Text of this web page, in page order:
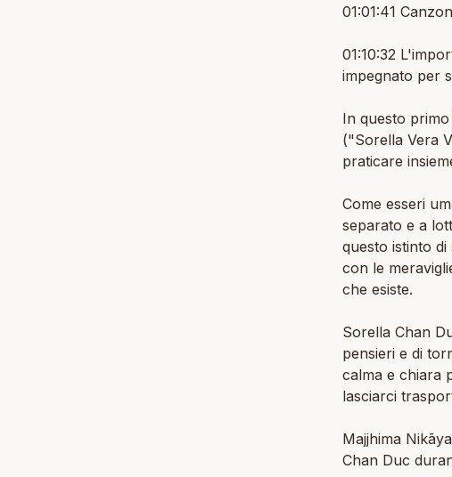
01:01:41
01:10:32
impegnato per
In questo
("Sorella Vera
praticare
Come esseri
separato e a
questo istinto
con le
che esiste.
Sorella Chan
pensieri e di
calma e chiara
lasciarci
Majjhima
Chan Duc